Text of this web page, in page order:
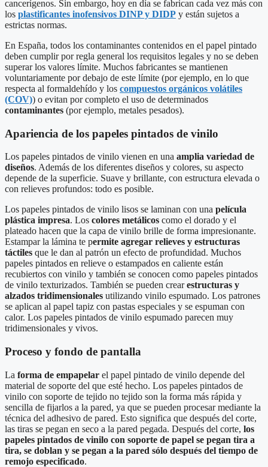
cancerígenos. Sin embargo, hoy en día se fabrican cada vez más con
los plastificantes inofensivos DINP y DIDP y están sujetos a
estrictas normas.
En España, todos los contaminantes contenidos en el papel pintado
deben cumplir por regla general los requisitos legales y no se deben
superar los valores límite. Muchos fabricantes se mantienen
voluntariamente por debajo de este límite (por ejemplo, en lo que
respecta al formaldehído y los compuestos orgánicos volátiles
(COV)) o evitan por completo el uso de determinados
contaminantes (por ejemplo, metales pesados).
Apariencia de los papeles pintados de vinilo
Los papeles pintados de vinilo vienen en una amplia variedad de
diseños. Además de los diferentes diseños y colores, su aspecto
depende de la superficie. Suave y brillante, con estructura elevada o
con relieves profundos: todo es posible.
Los papeles pintados de vinilo lisos se laminan con una película
plástica impresa. Los colores metálicos como el dorado y el
plateado hacen que la capa de vinilo brille de forma impresionante.
Estampar la lámina te permite agregar relieves y estructuras
táctiles que le dan al patrón un efecto de profundidad. Muchos
papeles pintados en relieve o estampados en caliente están
recubiertos con vinilo y también se conocen como papeles pintados
de vinilo texturizados. También se pueden crearestructuras y
alzados tridimensionales utilizando vinilo espumado. Los patrones
se aplican al papel tapiz con pastas especiales y se espuman con
calor. Los papeles pintados de vinilo espumado parecen muy
tridimensionales y vivos.
Proceso y fondo de pantalla
La forma de empapelar el papel pintado de vinilo depende del
material de soporte del que esté hecho. Los papeles pintados de
vinilo con soporte de tejido no tejido son la forma más rápida y
sencilla de fijarlos a la pared, ya que se pueden procesar mediante la
técnica del adhesivo de pared. Esto significa que después del corte,
las tiras se pegan en seco a la pared pegada. Después del corte, los
papeles pintados de vinilo con soporte de papel se pegan tira a
tira, se doblan y se pegan a la pared sólo después del tiempo de
remojo especificado.